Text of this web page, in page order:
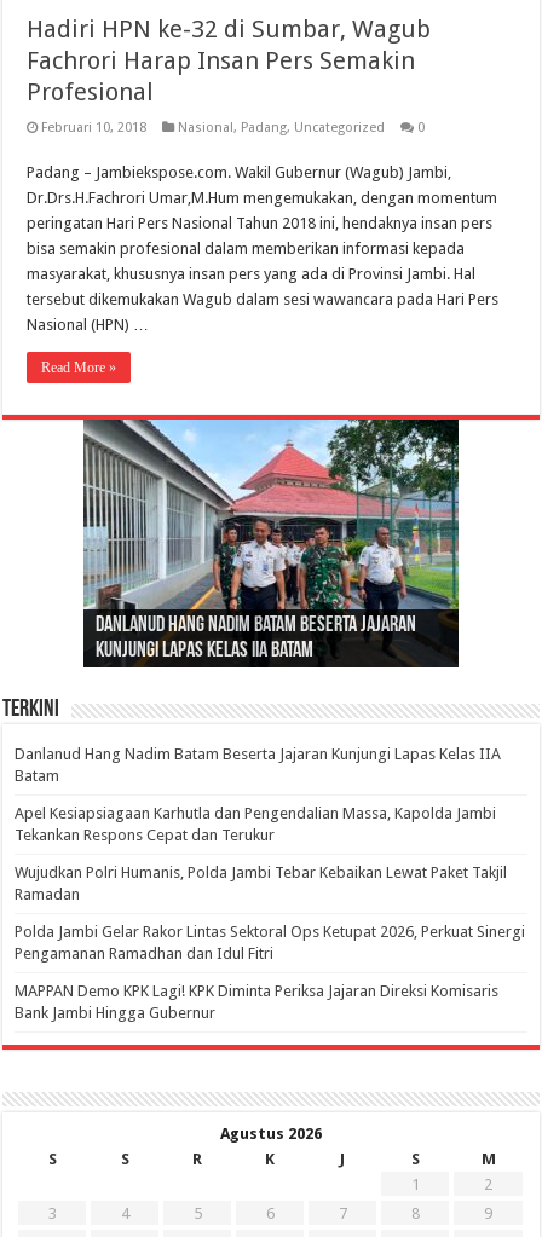
Hadiri HPN ke-32 di Sumbar, Wagub
Fachrori Harap Insan Pers Semakin
Profesional
Februari 10, 2018 Nasional, Padang, Uncategorized 0
Padang – Jambiekspose.com. Wakil Gubernur (Wagub) Jambi,
Dr.Drs.H.Fachrori Umar,M.Hum mengemukakan, dengan momentum
peringatan Hari Pers Nasional Tahun 2018 ini, hendaknya insan pers
bisa semakin profesional dalam memberikan informasi kepada
masyarakat, khususnya insan pers yang ada di Provinsi Jambi. Hal
tersebut dikemukakan Wagub dalam sesi wawancara pada Hari Pers
Nasional (HPN) …
Read More »
Danlanud Hang Nadim Batam Beserta Jajaran
Kunjungi Lapas Kelas IIA Batam
Silaturahmi dan Reses Komite I DPD RI di Polda
Jambi Bahas Sinergitas Penanganan Narkotika
Gubernur Al Haris: Lomba Cerdas Cermat Sarana
Edukasi Pembentukan Karakter Generasi
Penerus
Gubernur Al Haris Dorong Koperasi Merah Putih
Cepat Beroperasi Agar Bisa Layani Masyarakat
Penuhi Kebutuhannya
Sosok Fenomenal yang Menggetarkan
Nusantara: Ratu Wangsa, Wanita Berkelas
dengan Pengaruh Internasional
Terkini
Danlanud Hang Nadim Batam Beserta Jajaran Kunjungi Lapas Kelas IIA
Batam
Apel Kesiapsiagaan Karhutla dan Pengendalian Massa, Kapolda Jambi
Tekankan Respons Cepat dan Terukur
Wujudkan Polri Humanis, Polda Jambi Tebar Kebaikan Lewat Paket Takjil
Ramadan
Polda Jambi Gelar Rakor Lintas Sektoral Ops Ketupat 2026, Perkuat Sinergi
Pengamanan Ramadhan dan Idul Fitri
‎MAPPAN Demo KPK Lagi! KPK Diminta Periksa Jajaran Direksi Komisaris
Bank Jambi Hingga Gubernur ‎
Agustus 2026
S
S R K J S
M
1
2
3
4 5 6 7 8
9